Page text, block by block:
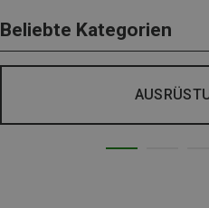
Beliebte Kategorien